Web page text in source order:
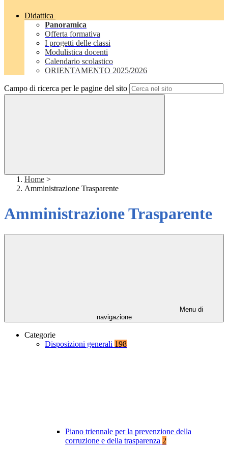
Didattica
Panoramica
Offerta formativa
I progetti delle classi
Modulistica docenti
Calendario scolastico
ORIENTAMENTO 2025/2026
Campo di ricerca per le pagine del sito
Home >
Amministrazione Trasparente
Amministrazione Trasparente
Menu di
navigazione
Categorie
Disposizioni generali 198
Piano triennale per la prevenzione della
corruzione e della trasparenza 2